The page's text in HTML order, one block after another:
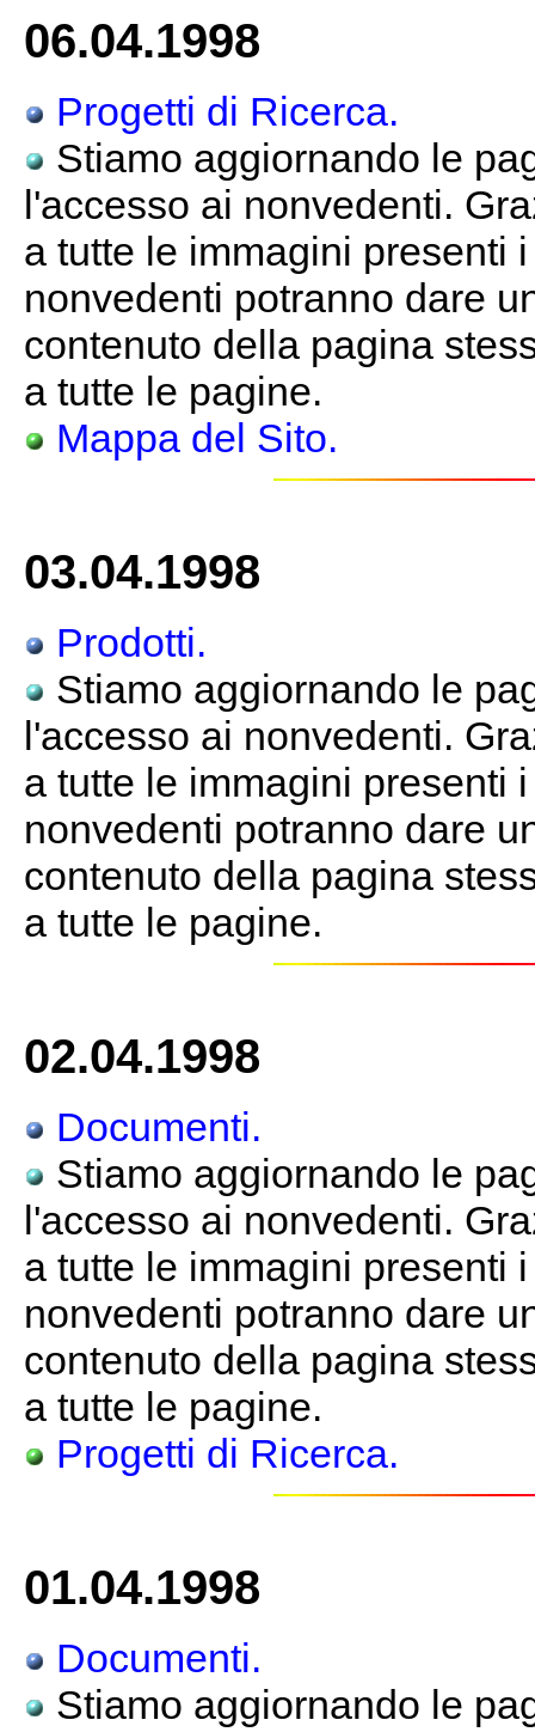
06.04.1998
Progetti di Ricerca.
Stiamo aggiornando le
l'accesso ai nonvedenti.
a tutte le immagini presenti
nonvedenti potranno dare
contenuto della pagina
a tutte le pagine.
Mappa del Sito.
03.04.1998
Prodotti.
Stiamo aggiornando le
l'accesso ai nonvedenti.
a tutte le immagini presenti
nonvedenti potranno dare
contenuto della pagina
a tutte le pagine.
02.04.1998
Documenti.
Stiamo aggiornando le
l'accesso ai nonvedenti.
a tutte le immagini presenti
nonvedenti potranno dare
contenuto della pagina
a tutte le pagine.
Progetti di Ricerca.
01.04.1998
Documenti.
Stiamo aggiornando le